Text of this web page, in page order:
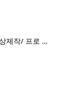
웹사이트 제작/ 컴퓨터 문제해결/ 유튜브 영상제작/ 프로 사진촬영